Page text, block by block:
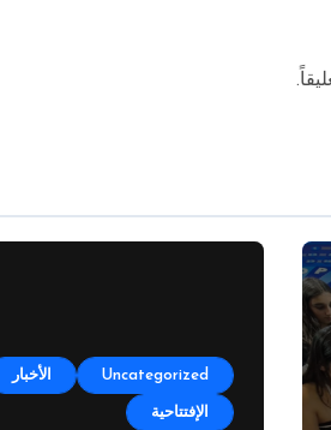
Uncategorized الأخبار
الإفتتاحية